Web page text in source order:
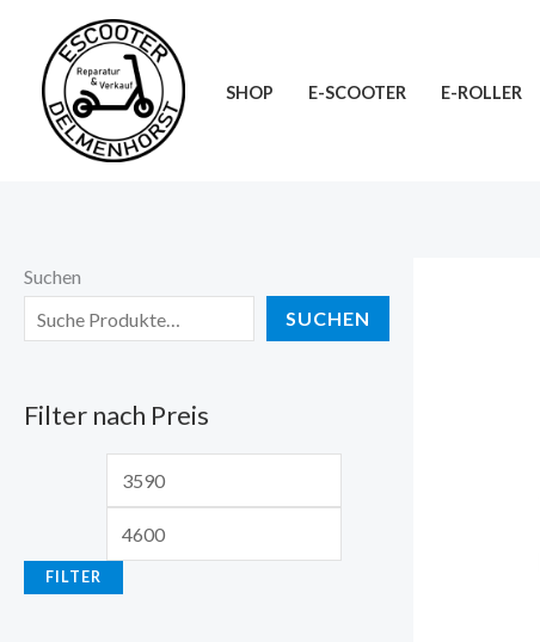
springen
SHOP E-SCOOTER E-ROLLER
Suchen
SUCHEN
Filter nach Preis
M
.
i
s
x
i
FILTER